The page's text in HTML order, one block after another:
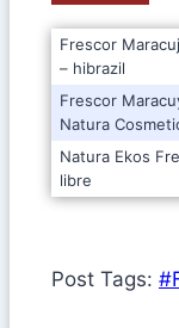
Frescor
– hibrazil
Frescor
Natura
Natura Ekos
libre
Post Tags: #